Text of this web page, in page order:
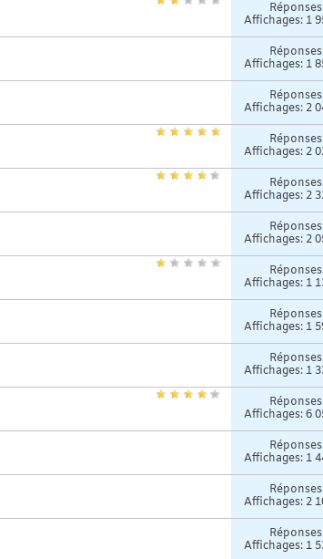
Affichages: 1
Affichages: 1
Affichages: 2
Affichages: 2
Affichages: 2
Affichages: 2
Affichages: 1
Affichages: 1
Affichages: 1
Affichages: 6
Affichages: 1
Affichages: 2
Affichages: 1